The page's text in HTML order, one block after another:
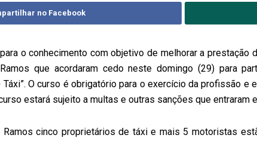
no Facebook
o conhecimento com objetivo de melhorar a
que acordaram cedo neste domingo (29) para
Táxi”. O curso é obrigatório para o exercício da profissão
estará sujeito a multas e outras sanções que entraram
Ramos cinco proprietários de táxi e mais 5 motoristas